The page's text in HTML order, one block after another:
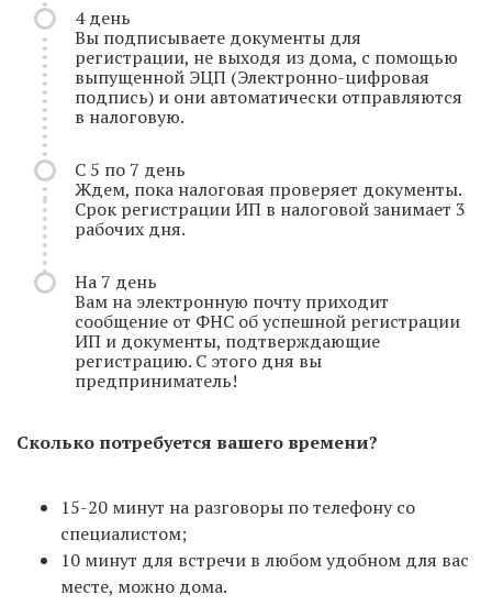
4 день
Вы подписываете документы для
регистрации, не выходя из дома, с помощью
выпущенной ЭЦП (Электронно-цифровая
подпись) и они автоматически отправляются
в налоговую.
С 5 по 7 день
Ждем, пока налоговая проверяет документы.
Срок регистрации ИП в налоговой занимает 3
рабочих дня.
На 7 день
Вам на электронную почту приходит
сообщение от ФНС об успешной регистрации
ИП и документы, подтверждающие
регистрацию. С этого дня вы
предприниматель!
Сколько потребуется вашего времени?
15-20 минут на разговоры по телефону со
специалистом;
10 минут для встречи в любом удобном для вас
месте, можно дома.